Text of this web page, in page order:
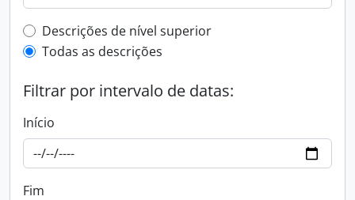
Top-level description filter
Descrições de nível superior
Todas as descrições
Filtrar por intervalo de datas:
Início
Fim